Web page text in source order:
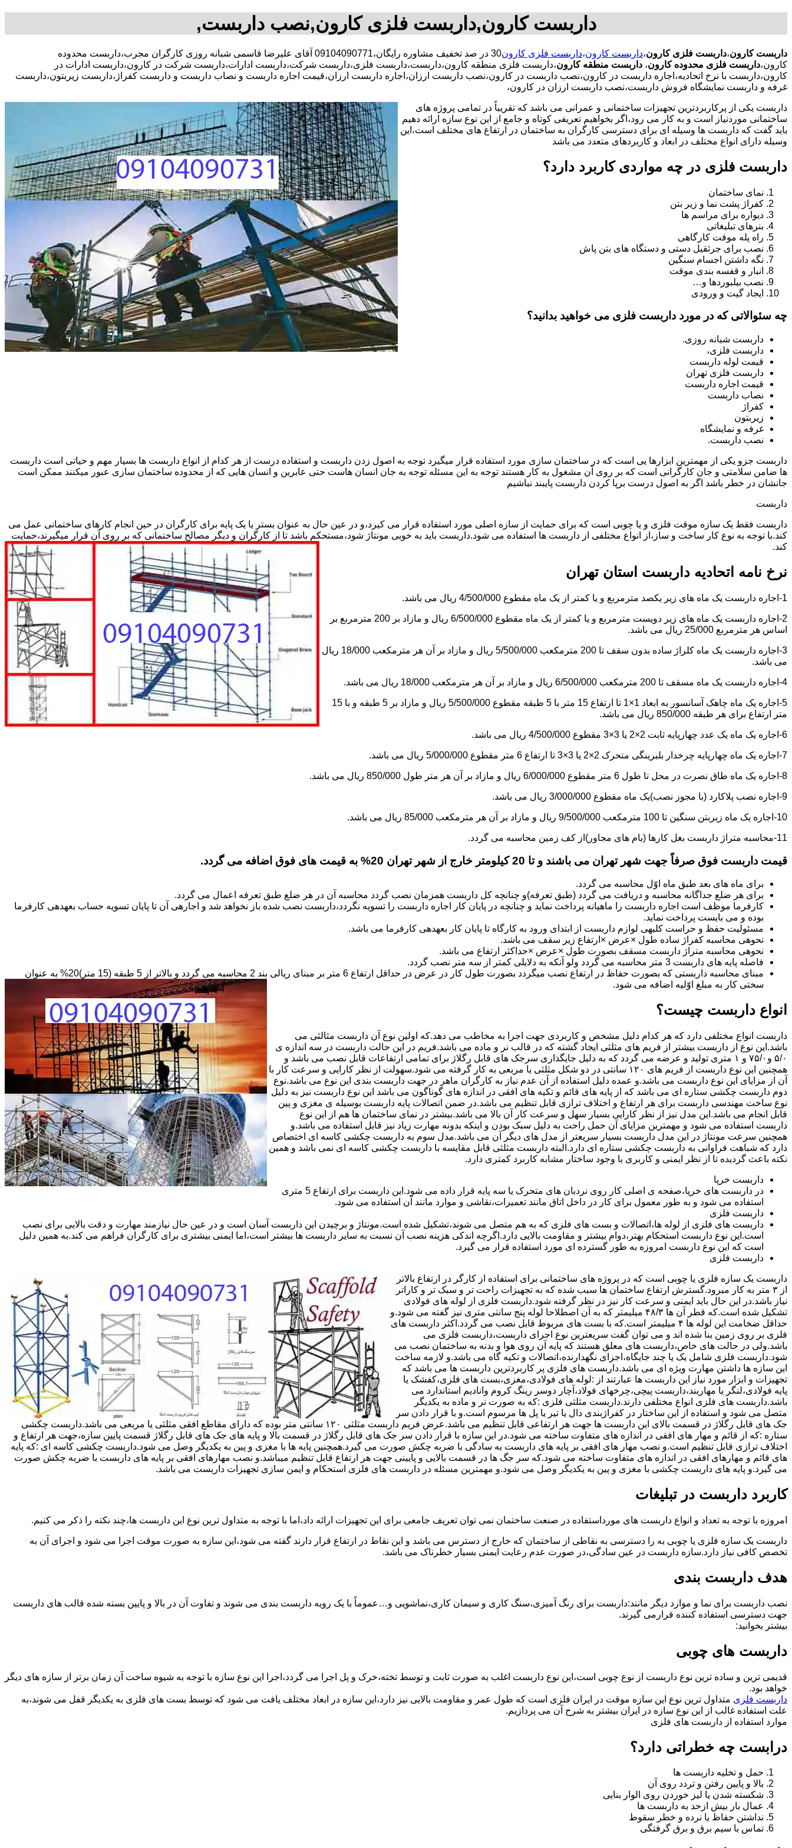
داربست کارون,داربست فلزی کارون,نصب داربست,
داربست کارون،داربست فلزی کارون،داربست کارون،داربست فلزی کارون
30 در صد تخفیف مشاوره رایگان،09104090771 آقای علیرضا قاسمی شبانه روزی کارگران مجرب،داربست محدوده
کارون،داربست فلزی محدوده کارون، داربست منطقه کارون،داربست فلزی منطقه کارون،داربست،داربست فلزی،داربست شرکت،داربست ادارات،داربست شرکت در کارون،داربست ادارات در
کارون،داربست با نرخ اتحادیه،اجاره داربست در کارون،نصب داربست در کارون،نصب داربست ارزان،اجاره داربست ارزان،قیمت اجاره داربست و نصاب داربست و داربست کفراژ،داربست زیربتون،داربست
غرفه و داربست نمایشگاه فروش داربست،نصب داربست ارزان در کارون،
داربست یکی از پرکاربردترین تجهیزات ساختمانی و عمرانی می باشد که تقریباً در تمامی پروژه های
ساختمانی موردنیاز است و به کار می رود،اگر بخواهیم تعریفی کوتاه و جامع از این نوع سازه ارائه دهیم
باید گفت که داربست ها وسیله ای برای دسترسی کارگران به ساختمان در ارتفاع های مختلف است،این
وسیله دارای انواع مختلف در ابعاد و کاربردهای متعدد می باشد
داربست فلزی در چه مواردی کاربرد دارد؟
نمای ساختمان
کفراژ پشت نما و زیر بتن
دیواره برای مراسم ها
بنرهای تبلیغاتی
راه پله موقت کارگاهی
نصب برای جرثقیل دستی و دستگاه های بتن پاش
نگه داشتن اجسام سنگین
انبار و قفسه بندی موقت
نصب بیلبوردها و…
ایجاد گیت و ورودی
چه سئوالاتی که در مورد داربست فلزی می خواهید بدانید؟
داربست شبانه روزی.
داربست فلزی،
قیمت لوله داربست
داربست فلزی تهران
قیمت اجاره داربست
نصاب داربست
کفراژ
زیربتون
غرفه و نمایشگاه
نصب داربست.
داربست جزو یکی از مهمترین ابزارها یی است که در ساختمان سازی مورد استفاده قرار میگیرد توجه به اصول زدن داربست و استفاده درست از هر کدام از انواع داربست ها بسیار مهم و حیاتی است داربست
ها ضامن سلامتی و جان کارگرانی است که بر روی آن مشغول به کار هستند توجه به این مسئله توجه به جان انسان هاست حتی عابرین و انسان هایی که از محدوده ساختمان سازی عبور میکنند ممکن است
جانشان در خطر باشد اگر به اصول درست برپا کردن داربست پایبند نباشیم
داربست
داربست فقط یک سازه موقت فلزی و یا چوبی است که برای حمایت از سازه اصلی مورد استفاده قرار می کیرد،و در عین حال به عنوان بستر یا یک پایه برای کارگران در حین انجام کارهای ساختمانی عمل می
کند.با توجه به نوع کار ساخت و ساز،از انواع مختلفی از داربست ها استفاده می شود.داربست باید به خوبی مونتاژ شود،مستحکم باشد تا از کارگران و دیگر مصالح ساختمانی که بر روی آن قرار میگیرند،حمایت
کند.
نرخ نامه اتحادیه داربست استان تهران
1-اجاره داربست یک ماه های زیر یکصد مترمربع و یا کمتر از یک ماه مقطوع 4/500/000 ریال می باشد.
2-اجاره داربست یک ماه های زیر دویست مترمربع و یا کمتر از یک ماه مقطوع 6/500/000 ریال و مازاد بر 200 مترمربع بر
اساس هر مترمربع 25/000 ریال می باشد.
3-اجاره داربست یک ماه کلراژ ساده بدون سقف تا 200 مترمکعب 5/500/000 ریال و مازاد بر آن هر مترمکعب 18/000 ریال
می باشد.
4-اجاره داربست یک ماه مسقف تا 200 مترمکعب 6/500/000 ریال و مازاد بر آن هر مترمکعب 18/000 ریال می باشد.
5-اجاره یک ماه چاهک آسانسور به ابعاد 1×1 تا ارتفاع 15 متر با 5 طبقه مقطوع 5/500/000 ریال و مازاد بر 5 طبقه و با 15
متر ارتفاع برای هر طبقه 850/000 ریال می باشد.
6-اجاره یک ماه یک عدد چهارپایه ثابت 2×2 یا 3×3 مقطوع 4/500/000 ریال می باشد.
7-اجاره یک ماه چهارپایه چرخدار بلبرینگی متحرک 2×2 یا 3×3 تا ارتفاع 6 متر مقطوع 5/000/000 ریال می باشد.
8-اجاره یک ماه طاق نصرت در محل تا طول 6 متر مقطوع 6/000/000 ریال و مازاد بر آن هر متر طول 850/000 ریال می باشد.
9-اجاره نصب پلاکارد (با مجوز نصب)یک ماه مقطوع 3/000/000 ریال می باشد.
10-اجاره یک ماه زیربتن سنگین تا 100 مترمکعب 9/500/000 ریال و مازاد بر آن هر مترمکعب 85/000 ریال می باشد.
11-محاسبه متراژ داربست بغل کارها (بام های مجاور)از کف زمین محاسبه می گردد.
قیمت داربست فوق صرفاً جهت شهر تهران می باشند و تا 20 کیلومتر خارج از شهر تهران 20% به قیمت های فوق اضافه می گردد.
برای ماه های بعد طبق ماه اوّل محاسبه می گردد.
برای هر ضلع جداگانه محاسبه و دریافت می گردد (طبق تعرفه)و چنانچه کل داربست همزمان نصب گردد محاسبه آن در هر ضلع طبق تعرفه اعمال می گردد.
کارفرما موظف است اجاره داربست را ماهیانه پرداخت نماید و چنانچه در پایان کار اجاره داربست را تسویه نگردد،داربست نصب شده باز نخواهد شد و اجاره­ی آن تا پایان تسویه حساب بعهده­ی کارفرما
بوده و می بایست پرداخت نماید.
مسئولیت حفظ و حراست کلیه­ی لوازم داربست از ابتدای ورود به کارگاه تا پایان کار بعهده­ی کارفرما می باشد.
نحوه­ی محاسبه کفراژ ساده طول ×عرض ×ارتفاع زیر سقف می باشد.
نحوه­ی محاسبه متراژ داربست مسقف بصورت طول ×عرض ×حداکثر ارتفاع می باشد.
فاصله پایه های داربست 3 متر محاسبه می گردد ولو آنکه به دلایلی کمتر از سه متر نصب گردد.
مبنای محاسبه داربستی که بصورت حفاظ در ارتفاع نصب می­گردد بصورت طول کار در عرض در حداقل ارتفاع 6 متر بر مبنای ریالی بند 2 محاسبه می گردد و بالاتر از 5 طبقه (15 متر)20% به عنوان
سختی کار به مبلغ اوّلیه اضافه می شود.
انواع داربست چیست؟
داربست انواع مختلفی دارد که هر کدام دلیل مشخص و کاربردی جهت اجرا به مخاطب می دهد.که اولین نوع آن داربست مثالثی می
باشد.این نوع از داربست بیشتر از فریم های مثلثی ایجاد گشته که در قالب نر و ماده می باشد.فریم در این حالت داربست در سه اندازه ی
۵/۰ و۷۵/۰ و ۱ متری تولید و عرضه می گردد که به دلیل جایگذاری سرجک های قابل رگلاژ برای تمامی ارتفاعات قابل نصب می باشد و
همچنین این نوع داربست از فریم های ۱۲۰ سانتی در دو شکل مثلثی یا مربعی به کار گرفته می شود.سهولت از نظر کارایی و سرعت کار با
آن از مزایای این نوع داربست می باشد.و عمده دلیل استفاده از آن عدم نیاز به کارگران ماهر در جهت داربست بندی این نوع می باشد.نوع
دوم داربست چکشی ستاره ای می باشد که از پایه های قائم و تکیه های افقی در اندازه های گوناگون می باشد این نوع داربست نیز به دلیل
نوع ساخت مهندسی داربست برای هر ارتفاع و اختلاف ترازی قابل تنظیم می باشد.در ضمن اتصالات پایه داربست بوسیله ی مغزی و پین
قابل انجام می باشد.این مدل نیز از نظر کارایی بسیار سهل و سرعت کار آن بالا می باشد.بیشتر در نمای ساختمان ها هم از این نوع
داربست استفاده می شود و مهمترین مزایای آن حمل راحت به دلیل سبک بودن و اینکه بدونه مهارت زیاد نیز قابل استفاده می باشد.و
همچنین سرعت مونتاژ در این مدل داربست بسیار سریعتر از مدل های دیگر آن می باشد.مدل سوم به داربست چکشی کاسه ای اختصاص
دارد که شباهت فراوانی به داربست چکشی ستاره ای دارد.البته داربست مثلثی قابل مقایسه با داربست چکشی کاسه ای نمی باشد و همین
نکته باعث گردیده تا از نظر ایمنی و کاربری با وجود ساختار مشابه کاربرد کمتری دارد.
داربست خرپا
در داربست های خرپا،صفحه ی اصلی کار روی نردبان های متحرک یا سه پایه قرار داده می شود.این داربست برای ارتفاع 5 متری
استفاده می شود و به طور معمول برای کار در داخل اتاق مانند تعمیرات،نقاشی و موارد مانند آن استفاده می شود.
داربست فلزی
داربست های فلزی از لوله ها،اتصالات و بست های فلزی که به هم متصل می شوند،تشکیل شده است.مونتاژ و برچیدن این داربست آسان است و در عین حال نیازمند مهارت و دقت بالایی برای نصب
است.این نوع داربست استحکام بهتر،دوام بیشتر و مقاومت بالایی دارد.اگرچه اندکی هزینه نصب آن نسبت به سایر داربست ها بیشتر است،اما ایمنی بیشتری برای کارگران فراهم می کند.به همین دلیل
است که این نوع داربست امروزه به طور گسترده ای مورد استفاده قرار می گیرد.
داربست فلزی
داربست یک سازه فلزی یا چوبی است که در پروژه های ساختمانی برای استفاده از کارگر در ارتفاع بالاتر
از ۳ متر به کار میرود.گسترش ارتفاع ساختمان ها سبب شده که به تجهیزات راحت تر و سبک تر و کاراتر
نیاز باشد.در این حال باید ایمنی و سرعت کار نیز در نظر گرفته شود.داربست فلزی از لوله های فولادی
تشکیل شده است.که قطر آن ها ۴۸/۳ میلیمتر که به آن اصطلاحا لوله پنج سانتی متری نیز گفته می شود.و
حداقل ضخامت این لوله ها ۴ میلیمتر است.که با بست های مربوط قابل نصب می گردد.اکثر داربست های
فلزی بر روی زمین بنا شده اند و می توان گفت سریعترین نوع اجرای داربست،داربست فلزی می
باشد.ولی در حالت های خاص،داربست های معلق هستند که پایه آن روی هوا و بدنه به ساختمان نصب می
شود.داربست فلزی شامل یک یا چند جایگاه،اجزای نگهدارنده،اتصالات و تکیه گاه می باشد.و لازمه ساخت
این سازه ها داشتن مهارت ویژه ای می باشد.داربست های فلزی پر کاربردترین داربست ها می باشد که
تجهیزات و ابزار مورد نیاز این داربست ها عبارتند از :لوله های فولادی،مغزی،بست های فلزی،کفشک یا
پایه فولادی،لنگر یا مهاربند،داربست پیچی،چرخهای فولاد،آچار دوسر رینگ کروم وانادیم استاندارد می
باشد.داربست های فلزی انواع مختلفی دارند.داربست مثلثی فلزی :که به صورت نر و ماده به یکدیگر
متصل می شود و استفاده از این ساختار در کفراژبندی دال یا تیر یا پل ها مرسوم است.و با قرار دادن سر
جک های قابل رگلاژ در قسمت بالای این داربست ها جهت هر ارتفاعی قابل تنظیم می باشد.عرض فریم داربست مثلثی ۱۲۰ سانتی متر بوده که دارای مقاطع افقی مثلثی یا مربعی می باشد.داربست چکشی
ستاره :که از قائم و مهار های افقی در اندازه های متفاوت ساخته می شود.در این سازه با قرار دادن سر جک های قابل رگلاژ در قسمت بالا و پایه های جک های قابل رگلاژ قسمت پایین سازه،جهت هر ارتفاع و
اختلاف ترازی قابل تنظیم است.و نصب مهار های افقی بر پایه های داربست به سادگی با ضربه چکش صورت می گیرد.همچنین پایه ها با مغزی و پین به یکدیگر وصل می شود.داربست چکشی کاسه ای :که پایه
های قائم و مهارهای افقی در اندازه های متفاوت ساخته می شود.که سر جگ ها در قسمت بالایی و پایینی جهت هر ارتفاع قابل تنظیم میباشد.و نصب مهارهای افقی بر پایه های داربست با ضربه چکش صورت
می گیرد.و پایه های داربست چکشی با مغزی و پین به یکدیگر وصل می شود.و مهمترین مسئله در داربست های فلزی استحکام و ایمن سازی تجهیزات داربست می باشد.
کاربرد داربست در تبلیغات
امروزه با توجه به تعداد و انواع داربست های مورداستفاده در صنعت ساختمان نمی توان تعریف جامعی برای این تجهیزات ارائه داد،اما با توجه به متداول ترین نوع این داربست ها،چند نکته را ذکر می کنیم.
داربست یک سازه فلزی یا چوبی به را دسترسی به نقاطی از ساختمان که خارج از دسترس می باشد و این نقاط در ارتفاع قرار دارند گفته می شود،این سازه به صورت موقت اجرا می شود و اجرای آن به
تخصص کافی نیاز دارد.سازه داربست در عین سادگی،در صورت عدم رعایت ایمنی بسیار خطرناک می باشد.
هدف داربست بندی
نصب داربست برای نما و موارد دیگر مانند:داربست برای رنگ آمیزی،سنگ کاری و سیمان کاری،نماشویی و…عموماً با یک رویه داربست بندی می شوند و تفاوت آن در بالا و پایین بسته شده قالب های داربست
جهت دسترسی استفاده کننده قرارمی گیرند.
بیشتر بخوانید:
داربست های چوبی
قدیمی ترین و ساده ترین نوع داربست از نوع چوبی است،این نوع داربست اغلب به صورت ثابت و توسط تخته،خرک و پل اجرا می گردد،اجرا این نوع سازه با توجه به شیوه ساخت آن زمان برتر از سازه های دیگر
خواهد بود.
داربست فلزی متداول ترین نوع این سازه موقت در ایران فلزی است که طول عمر و مقاومت بالایی نیز دارد،این سازه در ابعاد مختلف یافت می شود که توسط بست های فلزی به یکدیگر قفل می شوند،به
علت استفاده غالب از این نوع سازه در ایران بیشتر به شرح آن می پردازیم.
موارد استفاده از داربست های فلزی
درابست چه خطراتی دارد؟
حمل و تخلیه داربست ها
بالا و پایین رفتن و تردد روی آن
شکسته شدن یا لیز خوردن روی الوار بنایی
عمال بار بیش ازحد به داربست ها
نداشتن حفاظ یا نرده و خطر سقوط
تماس با سیم برق و برق گرفتگی